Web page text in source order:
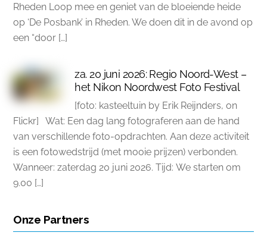
Rheden Loop mee en geniet van de bloeiende heide
op ‘De Posbank’ in Rheden. We doen dit in de avond op
een “door […]
za. 20 juni 2026: Regio Noord-West –
het Nikon Noordwest Foto Festival
[foto: kasteeltuin by Erik Reijnders, on
Flickr] Wat: Een dag lang fotograferen aan de hand
van verschillende foto-opdrachten. Aan deze activiteit
is een fotowedstrijd (met mooie prijzen) verbonden.
Wanneer: zaterdag 20 juni 2026. Tijd: We starten om
9.00 […]
Onze Partners